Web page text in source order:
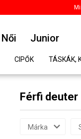
Női Junior
CIPŐK TÁSKÁK,
Férfi deuter
Márka